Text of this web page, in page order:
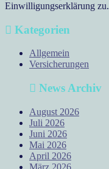
Einwilligungserklärung zu.
Kategorien
Allgemein
Versicherungen
News Archiv
August 2026
Juli 2026
Juni 2026
Mai 2026
April 2026
März 2026